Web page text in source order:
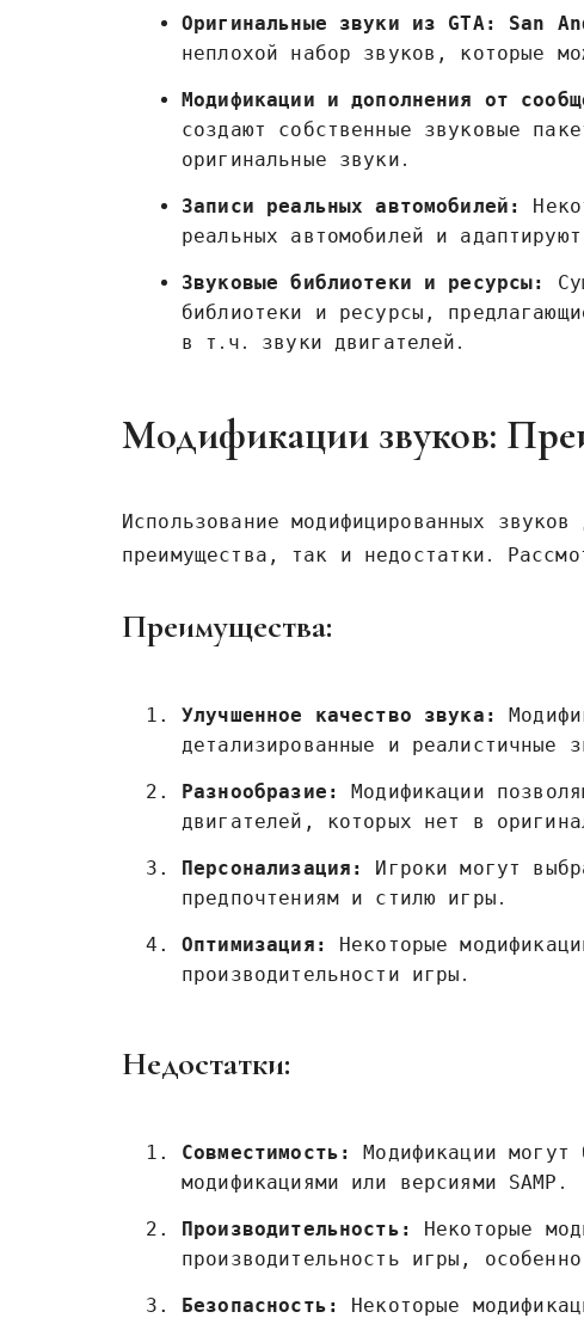
Оригинальные звуки из GTA: San
неплохой набор звуков‚ которые
Модификации и дополнения от
создают собственные звуковые
оригинальные звуки․
Записи реальных автомобилей:
реальных автомобилей и
Звуковые библиотеки и ресурсы:
библиотеки и ресурсы‚
в т․ч․ звуки двигателей․
Модификации звуков:
Использование модифицированных
преимущества‚ так и недостатки․
Преимущества:
Улучшенное качество звука:
детализированные и реалистичные
Разнообразие:
Модификации
двигателей‚ которых нет в
Персонализация:
Игроки могут
предпочтениям и стилю игры․
Оптимизация:
Некоторые
производительности игры․
Недостатки:
Совместимость:
Модификации могут
модификациями или версиями SAMP․
Производительность:
Некоторые
производительность игры‚
Безопасность:
Некоторые